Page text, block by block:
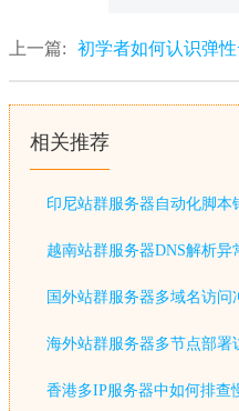
上一篇: 初学者如何认识弹性
相关推荐
印尼站群服务器自动化脚本
越南站群服务器DNS解析异
国外站群服务器多域名访问
海外站群服务器多节点部署
香港多IP服务器中如何排查